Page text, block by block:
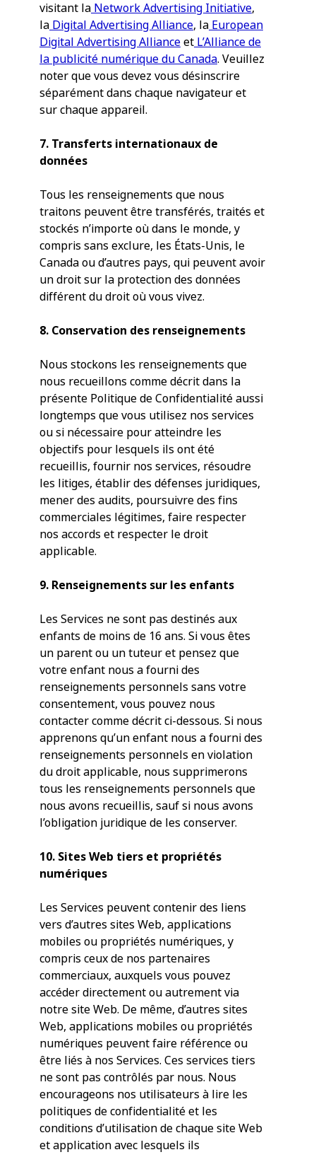
visitant la Network Advertising Initiative,
la Digital Advertising Alliance, la European
Digital Advertising Allianceet L’Alliance de
la publicité numérique du Canada. Veuillez
noter que vous devez vous désinscrire
séparément dans chaque navigateur et
sur chaque appareil.
7. Transferts internationaux de
données
Tous les renseignements que nous
traitons peuvent être transférés, traités et
stockés n’importe où dans le monde, y
compris sans exclure, les États-Unis, le
Canada ou d’autres pays, qui peuvent avoir
un droit sur la protection des données
différent du droit où vous vivez.
8. Conservation des renseignements
Nous stockons les renseignements que
nous recueillons comme décrit dans la
présente Politique de Confidentialité aussi
longtemps que vous utilisez nos services
ou si nécessaire pour atteindre les
objectifs pour lesquels ils ont été
recueillis, fournir nos services, résoudre
les litiges, établir des défenses juridiques,
mener des audits, poursuivre des fins
commerciales légitimes, faire respecter
nos accords et respecter le droit
applicable.
9. Renseignements sur les enfants
Les Services ne sont pas destinés aux
enfants de moins de 16 ans. Si vous êtes
un parent ou un tuteur et pensez que
votre enfant nous a fourni des
renseignements personnels sans votre
consentement, vous pouvez nous
contacter comme décrit ci-dessous. Si nous
apprenons qu’un enfant nous a fourni des
renseignements personnels en violation
du droit applicable, nous supprimerons
tous les renseignements personnels que
nous avons recueillis, sauf si nous avons
l’obligation juridique de les conserver.
10. Sites Web tiers et propriétés
numériques
Les Services peuvent contenir des liens
vers d’autres sites Web, applications
mobiles ou propriétés numériques, y
compris ceux de nos partenaires
commerciaux, auxquels vous pouvez
accéder directement ou autrement via
notre site Web. De même, d’autres sites
Web, applications mobiles ou propriétés
numériques peuvent faire référence ou
être liés à nos Services. Ces services tiers
ne sont pas contrôlés par nous. Nous
encourageons nos utilisateurs à lire les
politiques de confidentialité et les
conditions d’utilisation de chaque site Web
et application avec lesquels ils